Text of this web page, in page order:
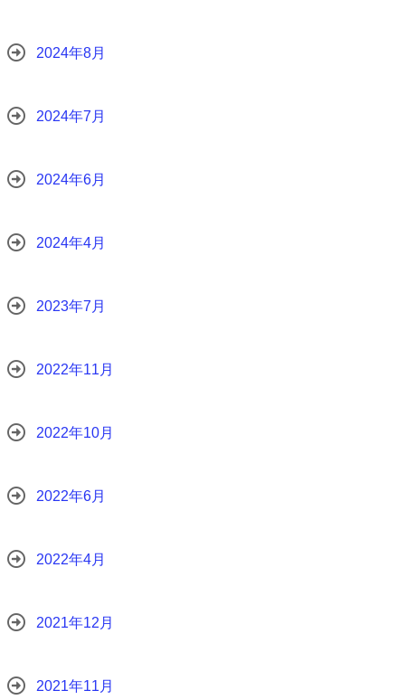
2024年8月
2024年7月
2024年6月
2024年4月
2023年7月
2022年11月
2022年10月
2022年6月
2022年4月
2021年12月
2021年11月